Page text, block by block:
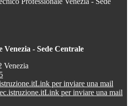
Venezia - Sede Centrale
Venezia
Link per inviare una mail
Link per inviare una mail